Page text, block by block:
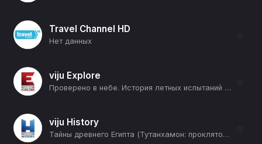
Travel Channel HD
Нет данных
☆
viju Explore
Проверено в небе. История летных испытаний (2-я серия) (12+)
☆
viju History
Тайны древнего Египта (Тутанхамон: проклятое сокровище) (12+)
☆